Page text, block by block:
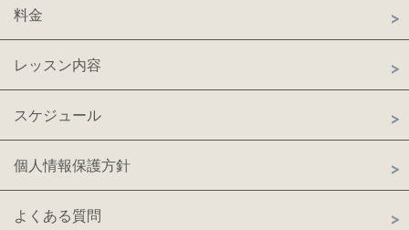
料金
レッスン内容
スケジュール
個人情報保護方針
よくある質問